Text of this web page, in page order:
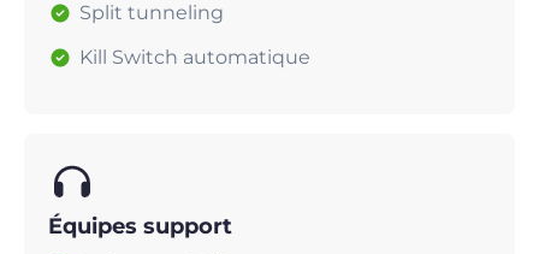
Split tunneling
Kill Switch automatique
Équipes support